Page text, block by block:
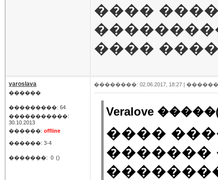
����
����
yaroslava
������
���������: 64
�����������:
30.10.2013
������: offline
������: 3-4
�������: 0 ()
��������: 02.06.2017, 18:27 |
Veralove
����
�������